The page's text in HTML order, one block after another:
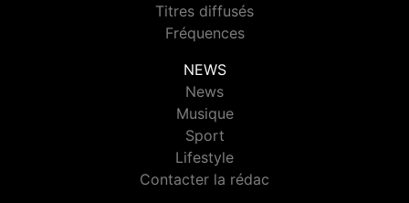
Titres diffusés
Fréquences
NEWS
News
Musique
Sport
Lifestyle
Contacter la rédac